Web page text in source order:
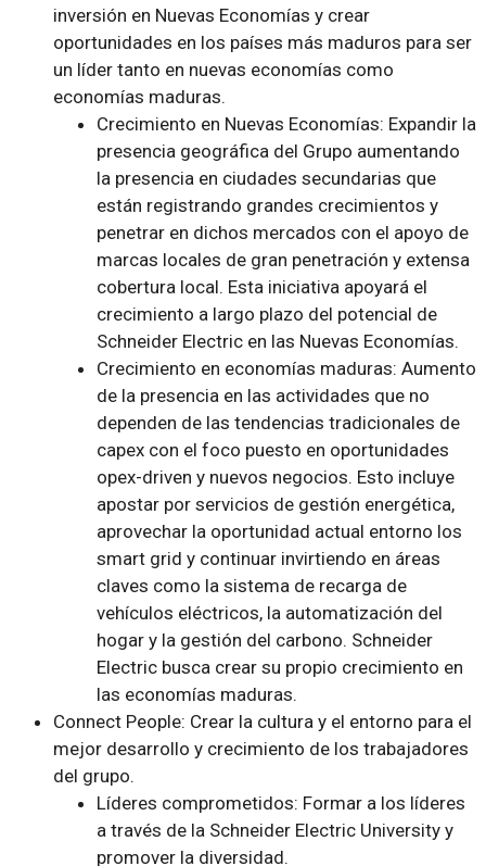
inversión en Nuevas Economías y crear
oportunidades en los países más maduros para ser
un líder tanto en nuevas economías como
economías maduras.
Crecimiento en Nuevas Economías: Expandir la
presencia geográfica del Grupo aumentando
la presencia en ciudades secundarias que
están registrando grandes crecimientos y
penetrar en dichos mercados con el apoyo de
marcas locales de gran penetración y extensa
cobertura local. Esta iniciativa apoyará el
crecimiento a largo plazo del potencial de
Schneider Electric en las Nuevas Economías.
Crecimiento en economías maduras: Aumento
de la presencia en las actividades que no
dependen de las tendencias tradicionales de
capex con el foco puesto en oportunidades
opex-driven y nuevos negocios. Esto incluye
apostar por servicios de gestión energética,
aprovechar la oportunidad actual entorno los
smart grid y continuar invirtiendo en áreas
claves como la sistema de recarga de
vehículos eléctricos, la automatización del
hogar y la gestión del carbono. Schneider
Electric busca crear su propio crecimiento en
las economías maduras.
Connect People: Crear la cultura y el entorno para el
mejor desarrollo y crecimiento de los trabajadores
del grupo.
Líderes comprometidos: Formar a los líderes
a través de la Schneider Electric University y
promover la diversidad.